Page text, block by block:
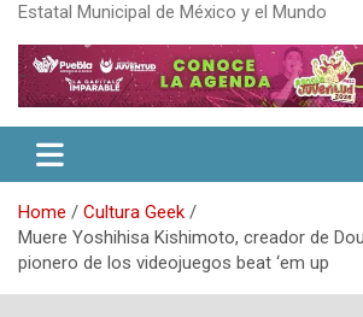
Estatal Municipal de México y el Mundo
Home
Cultura Geek
Muere Yoshihisa Kishimoto, creador de
pionero de los videojuegos beat ‘em up